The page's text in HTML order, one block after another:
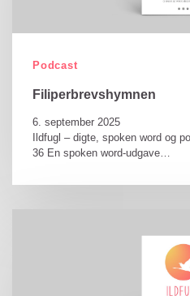
Podcast
Filiperbrevshymnen
6. september 2025
Ildfugl – digte, spoken word og
36 En spoken word-udgave…